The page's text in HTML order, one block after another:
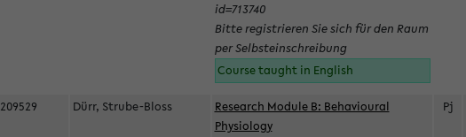
id=713740
Bitte registrieren Sie sich für den Raum
per Selbsteinschreibung
Course taught in English
209529 Dürr, Strube-Bloss
Research Module B: Behavioural
Physiology
Pj